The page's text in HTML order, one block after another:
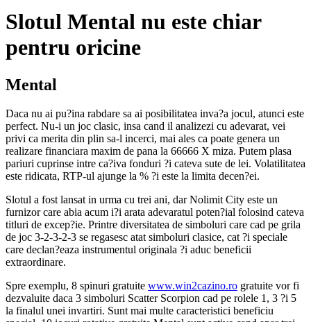
Slotul Mental nu este chiar
pentru oricine
Mental
Daca nu ai pu?ina rabdare sa ai posibilitatea inva?a jocul, atunci este
perfect. Nu-i un joc clasic, insa cand il analizezi cu adevarat, vei
privi ca merita din plin sa-l incerci, mai ales ca poate genera un
realizare financiara maxim de pana la 66666 X miza. Putem plasa
pariuri cuprinse intre ca?iva fonduri ?i cateva sute de lei. Volatilitatea
este ridicata, RTP-ul ajunge la % ?i este la limita decen?ei.
Slotul a fost lansat in urma cu trei ani, dar Nolimit City este un
furnizor care abia acum i?i arata adevaratul poten?ial folosind cateva
titluri de excep?ie. Printre diversitatea de simboluri care cad pe grila
de joc 3-2-3-2-3 se regasesc atat simboluri clasice, cat ?i speciale
care declan?eaza instrumentul originala ?i aduc beneficii
extraordinare.
Spre exemplu, 8 spinuri gratuite www.win2cazino.ro gratuite vor fi
dezvaluite daca 3 simboluri Scatter Scorpion cad pe rolele 1, 3 ?i 5
la finalul unei invartiri. Sunt mai multe caracteristici beneficiu